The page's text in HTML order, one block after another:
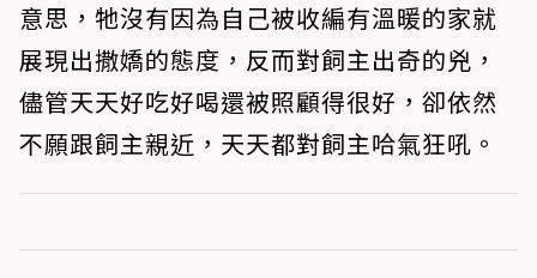
意思，牠沒有因為自己被收編有溫暖的家就
展現出撒嬌的態度，反而對飼主出奇的兇，
儘管天天好吃好喝還被照顧得很好，卻依然
不願跟飼主親近，天天都對飼主哈氣狂吼。